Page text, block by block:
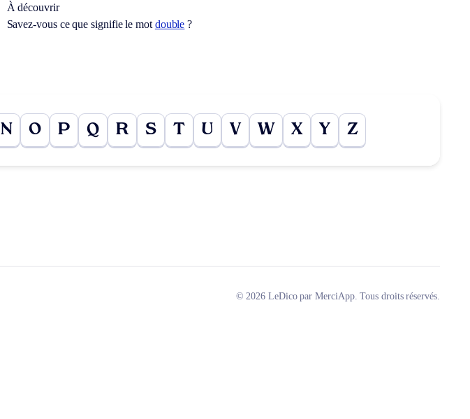
À découvrir
Savez-vous ce que signifie le mot double ?
N O P Q R S T U V W X Y Z
© 2026 LeDico par MerciApp. Tous droits réservés.